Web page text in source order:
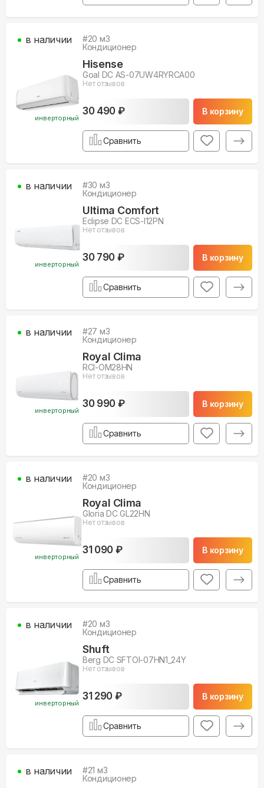
инверторный
#20 м3
Кондиционер
Hisense
Goal DC AS-07UW4RYRCA00
Нет отзывов
30 490 ₽ В корзину
в наличии
Сравнить
инверторный
#30 м3
Кондиционер
Ultima Comfort
Eclipse DC ECS-I12PN
Нет отзывов
30 790 ₽ В корзину
в наличии
Сравнить
инверторный
#27 м3
Кондиционер
Royal Clima
RCI-OM28HN
Нет отзывов
30 990 ₽ В корзину
в наличии
Сравнить
инверторный
#20 м3
Кондиционер
Royal Clima
Gloria DC GL22HN
Нет отзывов
31 090 ₽ В корзину
в наличии
Сравнить
инверторный
#20 м3
Кондиционер
Shuft
Berg DC SFTOI-07HN1_24Y
Нет отзывов
31 290 ₽ В корзину
в наличии
Сравнить
#21 м3
Кондиционер
в наличии